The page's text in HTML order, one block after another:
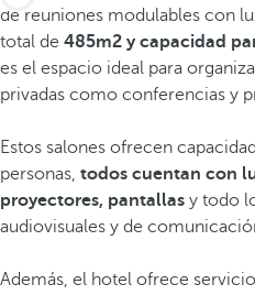
de reuniones modulables con
total de 485m2 y capacidad
es el espacio ideal para
privadas como conferencias y
Estos salones ofrecen
personas, todos cuentan con
proyectores, pantallas y todo
audiovisuales y de
Además, el hotel ofrece